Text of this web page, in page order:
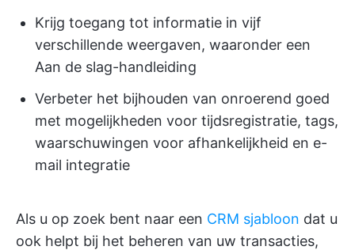
Krijg toegang tot informatie in vijf
verschillende weergaven, waaronder een
Aan de slag-handleiding
Verbeter het bijhouden van onroerend goed
met mogelijkheden voor tijdsregistratie, tags,
waarschuwingen voor afhankelijkheid en e-
mail integratie
Als u op zoek bent naar een CRM sjabloon dat u
ook helpt bij het beheren van uw transacties,